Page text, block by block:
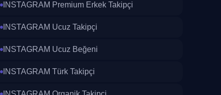
INSTAGRAM Premium Erkek Takipçi
INSTAGRAM Ucuz Takipçi
INSTAGRAM Ucuz Beğeni
INSTAGRAM Türk Takipçi